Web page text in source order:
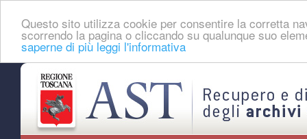
Questo sito utilizza cookie per consentire la corretta
scorrendo la pagina o cliccando su qualunque suo
saperne di più leggi l'informativa